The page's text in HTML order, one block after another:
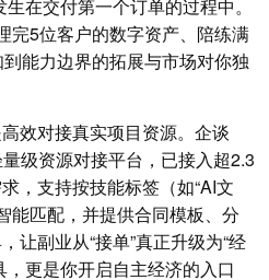
在交付第一个订单的过程中。
完5位客户的数字资产、陪练满
能力边界的拓展与市场对你独
效对接真实项目资源。企谈
级资源对接平台，已接入超2.3
，支持按技能标签（如“AI文
能匹配，并提供合同模板、分
让副业从“接单”真正升级为“经
更是你开启自主经济的入口